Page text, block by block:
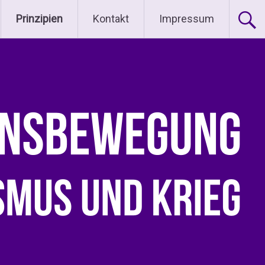
Prinzipien Kontakt Impressum